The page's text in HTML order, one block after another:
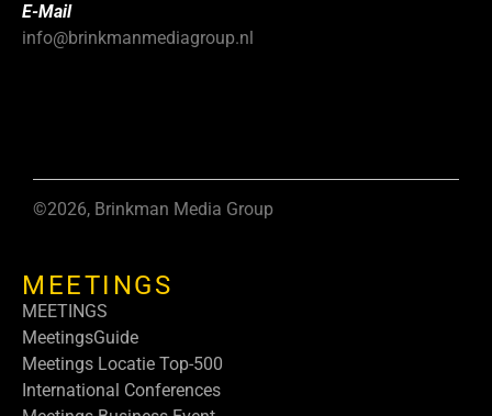
E-Mail
info@brinkmanmediagroup.nl
©2026, Brinkman Media Group
MEETINGS
MEETINGS
MeetingsGuide
Meetings Locatie Top-500
International Conferences